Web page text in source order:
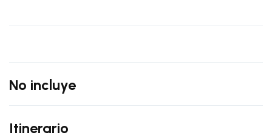
No incluye
Itinerario